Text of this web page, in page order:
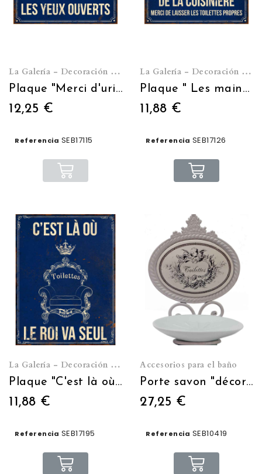
La Galería - Decoración de pared
Plaque "Merci d'uriner les yeux ouverts" 21*15
12,25 €
Referencia SEB17115
La Galería - Decoración de pared
Plaque " Les mains qui nettoient les toilettes" 21*15
11,88 €
Referencia SEB17126
La Galería - Decoración de pared
Plaque "C'est là où le roi va seul" 13*17
11,88 €
Referencia SEB17195
Accesorios para el baño
Porte savon "décor ange"
27,25 €
Referencia SEB10419